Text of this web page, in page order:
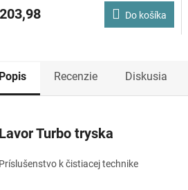
Do košíka
Popis Recenzie Diskusia
Lavor Turbo tryska
Príslušenstvo k čistiacej technike